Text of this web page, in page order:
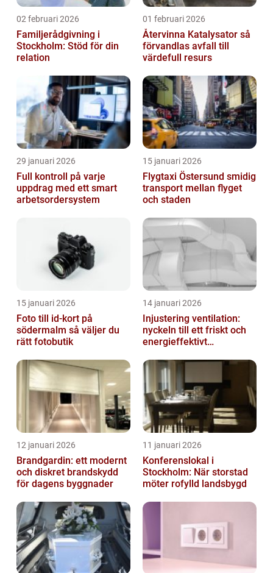
02 februari 2026
Familjerådgivning i
Stockholm: Stöd för din
relation
01 februari 2026
Återvinna Katalysator så
förvandlas avfall till
värdefull resurs
29 januari 2026
Full kontroll på varje
uppdrag med ett smart
arbetsordersystem
15 januari 2026
Flygtaxi Östersund smidig
transport mellan flyget
och staden
15 januari 2026
Foto till id-kort på
södermalm så väljer du
rätt fotobutik
14 januari 2026
Injustering ventilation:
nyckeln till ett friskt och
energieffektivt
12 januari 2026
Brandgardin: ett modernt
och diskret brandskydd
för dagens byggnader
11 januari 2026
Konferenslokal i
Stockholm: När storstad
möter rofylld landsbygd